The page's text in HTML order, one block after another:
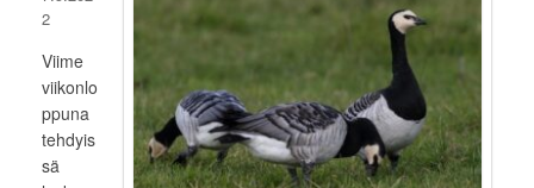
2
Viime
viikonlo
ppuna
tehdyis
sä